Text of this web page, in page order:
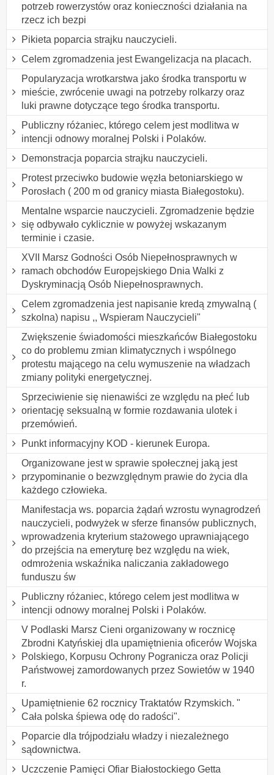
potrzeb rowerzystów oraz konieczności działania na
rzecz ich bezpi
Pikieta poparcia strajku nauczycieli.
Celem zgromadzenia jest Ewangelizacja na placach.
Popularyzacja wrotkarstwa jako środka transportu w
mieście, zwrócenie uwagi na potrzeby rolkarzy oraz
luki prawne dotyczące tego środka transportu.
Publiczny różaniec, którego celem jest modlitwa w
intencji odnowy moralnej Polski i Polaków.
Demonstracja poparcia strajku nauczycieli.
Protest przeciwko budowie węzła betoniarskiego w
Porosłach ( 200 m od granicy miasta Białegostoku).
Mentalne wsparcie nauczycieli. Zgromadzenie będzie
się odbywało cyklicznie w powyżej wskazanym
terminie i czasie.
XVII Marsz Godności Osób Niepełnosprawnych w
ramach obchodów Europejskiego Dnia Walki z
Dyskryminacją Osób Niepełnosprawnych.
Celem zgromadzenia jest napisanie kredą zmywalną (
szkolna) napisu ,, Wspieram Nauczycieli"
Zwiększenie świadomości mieszkańców Białegostoku
co do problemu zmian klimatycznych i wspólnego
protestu mającego na celu wymuszenie na władzach
zmiany polityki energetycznej.
Sprzeciwienie się nienawiści ze względu na płeć lub
orientację seksualną w formie rozdawania ulotek i
przemówień.
Punkt informacyjny KOD - kierunek Europa.
Organizowane jest w sprawie społecznej jaką jest
przypominanie o bezwzględnym prawie do życia dla
każdego człowieka.
Manifestacja ws. poparcia żądań wzrostu wynagrodzeń
nauczycieli, podwyżek w sferze finansów publicznych,
wprowadzenia kryterium stażowego uprawniającego
do przejścia na emeryturę bez względu na wiek,
odmrożenia wskaźnika naliczania zakładowego
funduszu św
Publiczny różaniec, którego celem jest modlitwa w
intencji odnowy moralnej Polski i Polaków.
V Podlaski Marsz Cieni organizowany w rocznicę
Zbrodni Katyńskiej dla upamiętnienia oficerów Wojska
Polskiego, Korpusu Ochrony Pogranicza oraz Policji
Państwowej zamordowanych przez Sowietów w 1940
r.
Upamiętnienie 62 rocznicy Traktatów Rzymskich. "
Cała polska śpiewa odę do radości".
Poparcie dla trójpodziału władzy i niezależnego
sądownictwa.
Uczczenie Pamięci Ofiar Białostockiego Getta